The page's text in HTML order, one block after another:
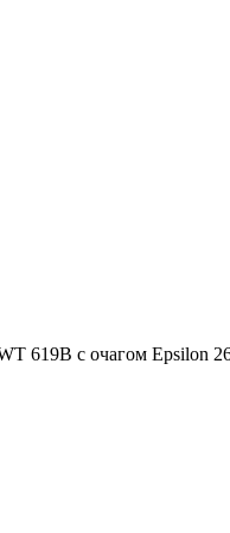
619B с очагом Epsilon